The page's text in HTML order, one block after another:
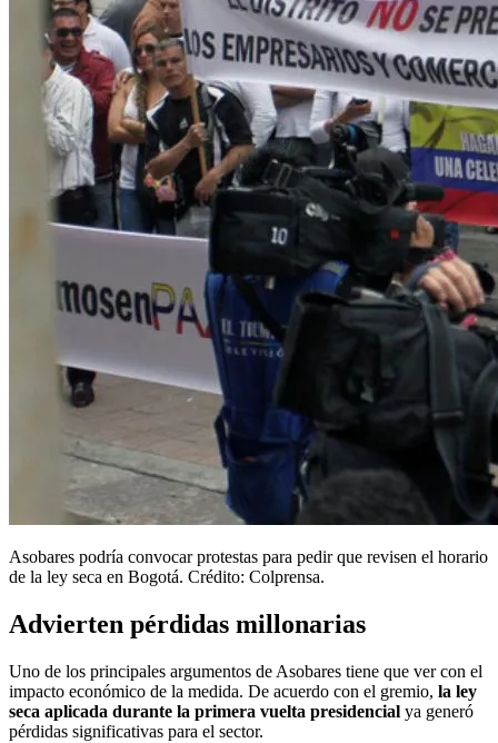
Asobares podría convocar protestas para pedir que revisen el horario
de la ley seca en Bogotá. Crédito: Colprensa.
Advierten pérdidas millonarias
Uno de los principales argumentos de Asobares tiene que ver con el
impacto económico de la medida. De acuerdo con el gremio, la ley
seca aplicada durante la primera vuelta presidencial ya generó
pérdidas significativas para el sector.